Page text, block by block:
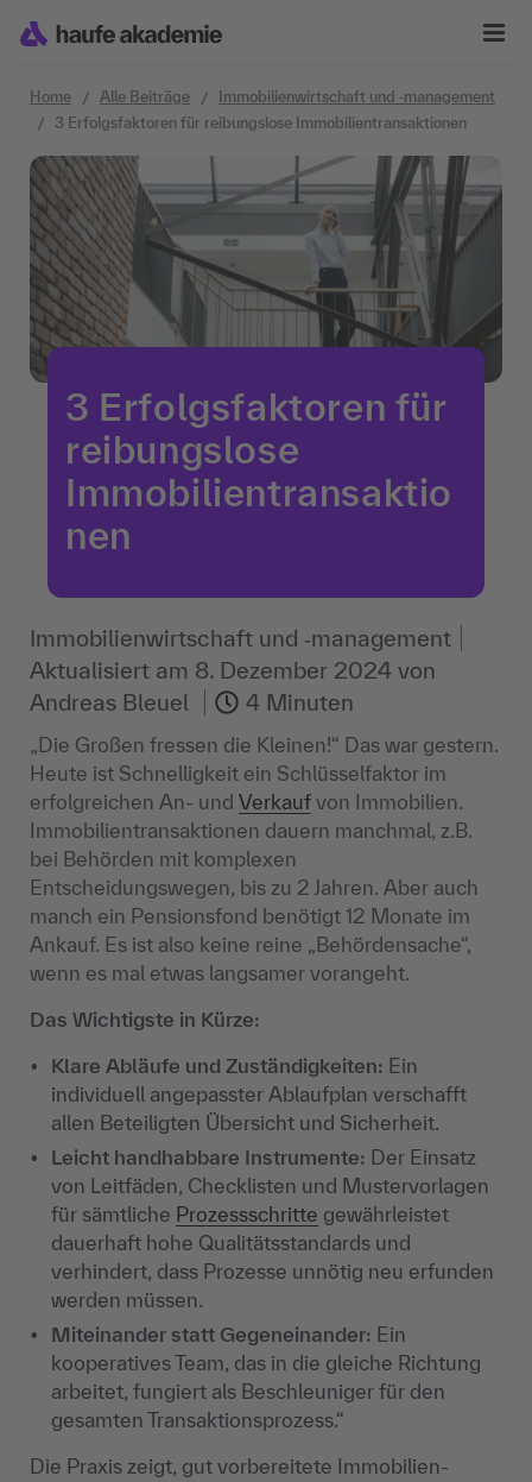
Home Alle Beiträge
Immobilienwirtschaft und ‐management
3 Erfolgsfaktoren für reibungslose Immobilientransaktionen
3 Erfolgsfaktoren für
reibungslose
Immobilientransaktio
nen
Immobilienwirtschaft und ‐management
Aktualisiert am 8. Dezember 2024 von
Andreas Bleuel
4 Minuten
„Die Großen fressen die Kleinen!“ Das war gestern.
Heute ist Schnelligkeit ein Schlüsselfaktor im
erfolgreichen An- und Verkauf von Immobilien.
Immobilientransaktionen dauern manchmal, z.B.
bei Behörden mit komplexen
Entscheidungswegen, bis zu 2 Jahren. Aber auch
manch ein Pensionsfond benötigt 12 Monate im
Ankauf. Es ist also keine reine „Behördensache“,
wenn es mal etwas langsamer vorangeht.
Das Wichtigste in Kürze:
Klare Abläufe und Zuständigkeiten: Ein
individuell angepasster Ablaufplan verschafft
allen Beteiligten Übersicht und Sicherheit.
Leicht handhabbare Instrumente: Der Einsatz
von Leitfäden, Checklisten und Mustervorlagen
für sämtliche Prozessschritte gewährleistet
dauerhaft hohe Qualitätsstandards und
verhindert, dass Prozesse unnötig neu erfunden
werden müssen.
Miteinander statt Gegeneinander: Ein
kooperatives Team, das in die gleiche Richtung
arbeitet, fungiert als Beschleuniger für den
gesamten Transaktionsprozess.“
Die Praxis zeigt, gut vorbereitete Immobilien-